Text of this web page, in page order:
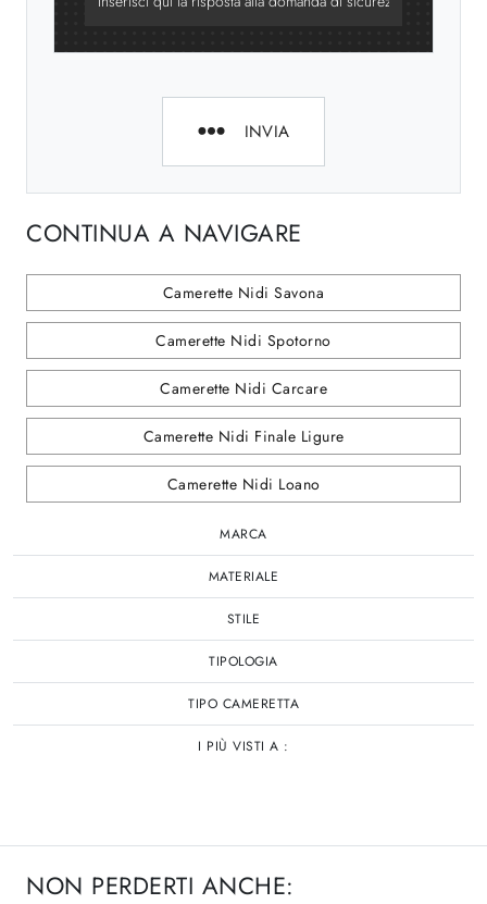
INVIA
CONTINUA A NAVIGARE
Camerette Nidi Savona
Camerette Nidi Spotorno
Camerette Nidi Carcare
Camerette Nidi Finale Ligure
Camerette Nidi Loano
MARCA
MATERIALE
STILE
TIPOLOGIA
TIPO CAMERETTA
I PIÙ VISTI A :
NON PERDERTI ANCHE: